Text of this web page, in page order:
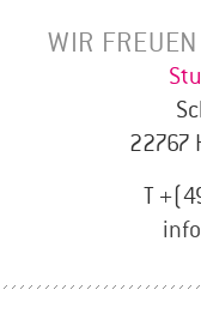
WIR
22767
T